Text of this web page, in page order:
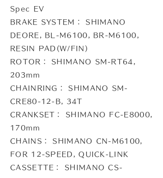
Spec EV
BRAKE SYSTEM： SHIMANO
DEORE, BL-M6100, BR-M6100,
RESIN PAD(W/FIN)
ROTOR： SHIMANO SM-RT64,
203mm
CHAINRING： SHIMANO SM-
CRE80-12-B, 34T
CRANKSET： SHIMANO FC-E8000,
170mm
CHAINS： SHIMANO CN-M6100,
FOR 12-SPEED, QUICK-LINK
CASSETTE： SHIMANO CS-